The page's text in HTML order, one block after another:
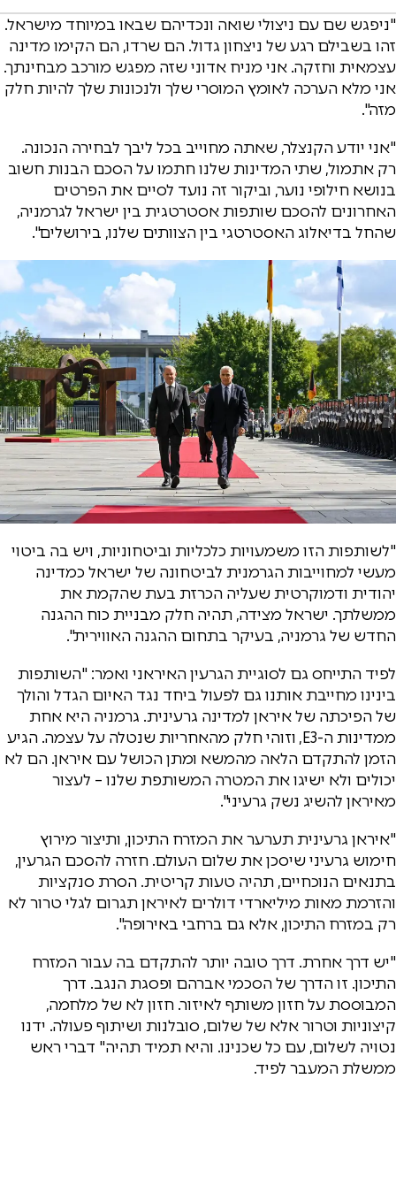
"ניפגש שם עם ניצולי שואה ונכדיהם שבאו במיוחד מישראל.
זהו בשבילם רגע של ניצחון גדול. הם שרדו, הם הקימו מדינה
עצמאית וחזקה. אני מניח אדוני שזה מפגש מורכב מבחינתך.
אני מלא הערכה לאומץ המוסרי שלך ולנכונות שלך להיות חלק
מזה".
"אני יודע הקנצלר, שאתה מחוייב בכל ליבך לבחירה הנכונה.
רק אתמול, שתי המדינות שלנו חתמו על הסכם הבנות חשוב
בנושא חילופי נוער, וביקור זה נועד לסיים את הפרטים
האחרונים להסכם שותפות אסטרטגית בין ישראל לגרמניה,
שהחל בדיאלוג האסטרטגי בין הצוותים שלנו, בירושלים".
"לשותפות הזו משמעויות כלכליות וביטחוניות, ויש בה ביטוי
מעשי למחוייבות הגרמנית לביטחונה של ישראל כמדינה
יהודית ודמוקרטית שעליה הכרזת בעת שהקמת את
ממשלתך. ישראל מצידה, תהיה חלק מבניית כוח ההגנה
החדש של גרמניה, בעיקר בתחום ההגנה האווירית".
לפיד התייחס גם לסוגיית הגרעין האיראני ואמר: "השותפות
בינינו מחייבת אותנו גם לפעול ביחד נגד האיום הגדל והולך
של הפיכתה של איראן למדינה גרעינית. גרמניה היא אחת
ממדינות ה-E3, וזוהי חלק מהאחריות שנטלה על עצמה. הגיע
הזמן להתקדם הלאה מהמשא ומתן הכושל עם איראן. הם לא
יכולים ולא ישיגו את המטרה המשותפת שלנו – לעצור
מאיראן להשיג נשק גרעיני".
"איראן גרעינית תערער את המזרח התיכון, ותיצור מירוץ
חימוש גרעיני שיסכן את שלום העולם. חזרה להסכם הגרעין,
בתנאים הנוכחיים, תהיה טעות קריטית. הסרת סנקציות
והזרמת מאות מיליארדי דולרים לאיראן תגרום לגלי טרור לא
רק במזרח התיכון, אלא גם ברחבי באירופה".
"יש דרך אחרת. דרך טובה יותר להתקדם בה עבור המזרח
התיכון. זו הדרך של הסכמי אברהם ופסגת הנגב. דרך
המבוססת על חזון משותף לאיזור. חזון לא של מלחמה,
קיצוניות וטרור אלא של שלום, סובלנות ושיתוף פעולה. ידנו
נטויה לשלום, עם כל שכנינו. והיא תמיד תהיה" דברי ראש
ממשלת המעבר לפיד.